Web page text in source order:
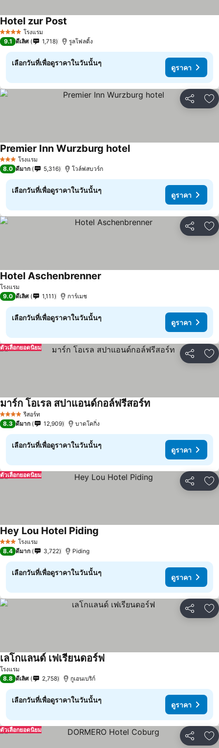
4 ดาว โรงแรม
Hotel zur Post
9.1 ดีเลิศ 1,718 รูลโฟลดิ้ง
เลือกวันที่เพื่อดูราคาในวันนั้นๆ
ดูราคา
แชร์ เ
3 ดาว โรงแรม
Premier Inn Wurzburg hotel
8.0 ดีมาก 5,316 โวล์ฟสบวร์ก
เลือกวันที่เพื่อดูราคาในวันนั้นๆ
ดูราคา
แชร์ เ
โรงแรม
Hotel Aschenbrenner
9.0 ดีเลิศ 1,111 การ์เมช
เลือกวันที่เพื่อดูราคาในวันนั้นๆ
ดูราคา
แชร์ เ
ตัวเลือกยอดนิยม
4 ดาว รีสอร์ท
มาร์ก โอเรล สปาแอนด์กอล์ฟรีสอร์ท
8.3 ดีมาก 12,909 บาดโคกิ่ง
เลือกวันที่เพื่อดูราคาในวันนั้นๆ
ดูราคา
แชร์ เ
ตัวเลือกยอดนิยม
3 ดาว โรงแรม
Hey Lou Hotel Piding
8.4 ดีมาก 3,722 Piding
เลือกวันที่เพื่อดูราคาในวันนั้นๆ
ดูราคา
แชร์ เ
โรงแรม
เลโกแลนด์ เฟเรียนดอร์ฟ
8.8 ดีเลิศ 2,758 กูเอนเบริก์
เลือกวันที่เพื่อดูราคาในวันนั้นๆ
ดูราคา
แชร์ เ
ตัวเลือกยอดนิยม